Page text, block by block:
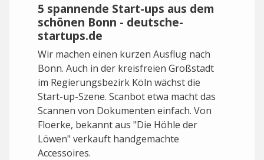
5 spannende Start-ups aus dem
schönen Bonn - deutsche-
startups.de
Wir machen einen kurzen Ausflug nach
Bonn. Auch in der kreisfreien Großstadt
im Regierungsbezirk Köln wächst die
Start-up-Szene. Scanbot etwa macht das
Scannen von Dokumenten einfach. Von
Floerke, bekannt aus "Die Höhle der
Löwen" verkauft handgemachte
Accessoires.